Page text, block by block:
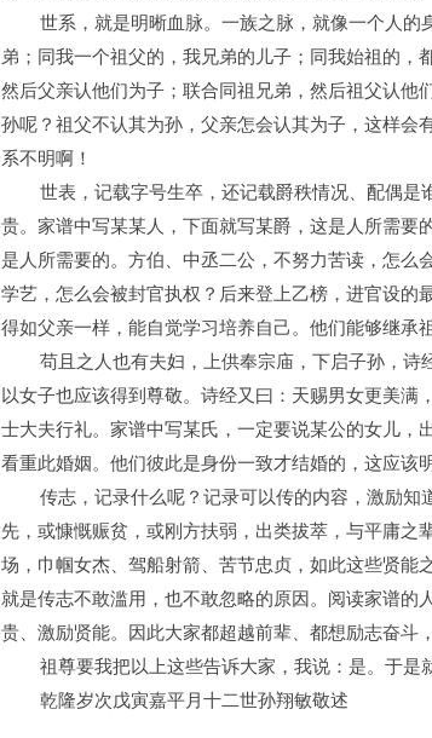
世系， 就是明晰血 脉。一族之脉，就像一个人的
弟；同我一个祖父的 ， 我兄弟的儿子 ；同我始祖的 ，
然后父亲认他们为子；联合同祖兄弟， 然后祖父认他
孙呢 ？祖父不认其为孙， 父亲怎会认其为子， 这样会
系不明啊！
世表， 记载字号生卒 ，还记载爵秩情况、 配偶是
贵。 家谱中写某某人 ，下面就写某爵， 这是 人 所需要
是 人 所需要的。方伯、中丞二公， 不努力苦读 ， 怎么
学艺，怎么会被封官执权？ 后来登 上乙榜， 进官设的
得如父亲一样 ，能自觉学习培养自己。他们能够继承
苟且之人也有夫妇，上供奉宗庙，下启子孙， 诗
以女子也应该得到尊敬。诗经又曰 ：天赐男女更美满
士大夫行礼。 家谱中写某氏， 一定要说某公的女儿 ，
看重此婚姻。 他们彼此是身份一致才结婚的 ， 这应该
传志 ，记录什么呢 ？ 记录可以传的内容，激励知
先，或慷慨赈贫，或刚方扶弱，出类拔萃 ， 与平庸之
场， 巾帼女杰、驾船射箭、 苦节忠贞 ，如此这些贤能
就是传志不敢滥用 ， 也不敢忽略的原因。 阅读家谱的
贵、激励贤能。 因此大家都超越前辈、都想励志奋斗
祖尊要我把以上这些告诉大家，我说：是。于是
乾隆岁次戊寅嘉平月十二世孙翔敏敬述